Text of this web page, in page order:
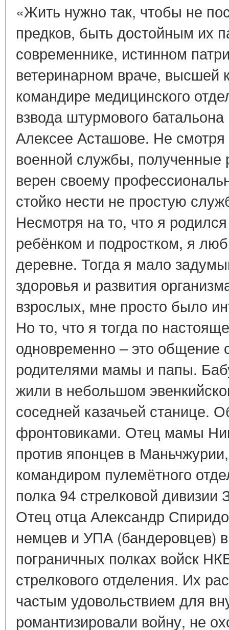
«Жить нужно так, чтобы не
предков, быть достойным их
современнике, истинном
ветеринарном враче, высшей
командире медицинского
взвода штурмового
Алексее Асташове. Не
военной службы, полученные
верен своему
стойко нести не простую
Несмотря на то, что я
ребёнком и подростком, я
деревне. Тогда я мало
здоровья и развития
взрослых, мне просто было
Но то, что я тогда по
одновременно – это общение
родителями мамы и папы.
жили в небольшом
соседней казачьей станице.
фронтовиками. Отец мамы
против японцев в
командиром пулемётного
полка 94 стрелковой дивизии
Отец отца Александр
немцев и УПА (бандеровцев) в
пограничных полках войск
стрелкового отделения. Их
частым удовольствием для
романтизировали войну, не